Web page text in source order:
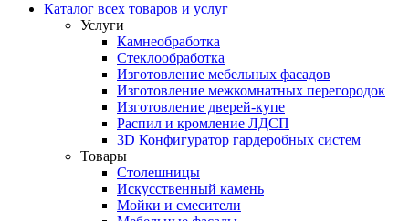
Каталог всех товаров и услуг
Услуги
Камнеобработка
Стеклообработка
Изготовление мебельных фасадов
Изготовление межкомнатных перегородок
Изготовление дверей-купе
Распил и кромление ЛДСП
3D Конфигуратор гардеробных систем
Товары
Столешницы
Искусственный камень
Мойки и смесители